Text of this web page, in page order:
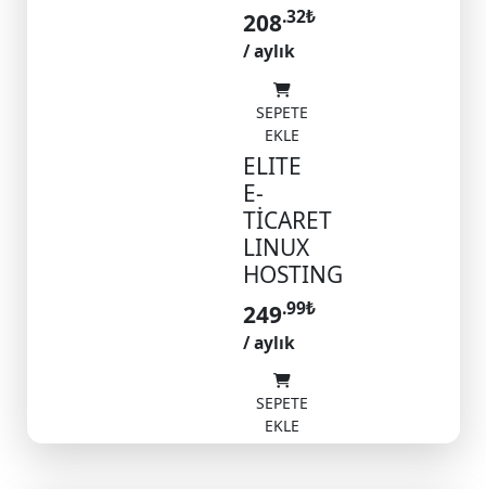
208.32₺
/ aylık
SEPETE
EKLE
ELITE
E-
TİCARET
LINUX
HOSTING
249.99₺
/ aylık
SEPETE
EKLE